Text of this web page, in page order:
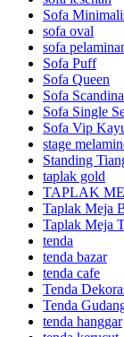
Sofa
sofa oval
sofa
Sofa Puff
Sofa Queen
Sofa
Sofa Single
Sofa Vip
stage
Standing
taplak gold
TAPLAK
Taplak Meja
Taplak Meja
tenda
tenda bazar
tenda cafe
Tenda
Tenda
tenda hanggar